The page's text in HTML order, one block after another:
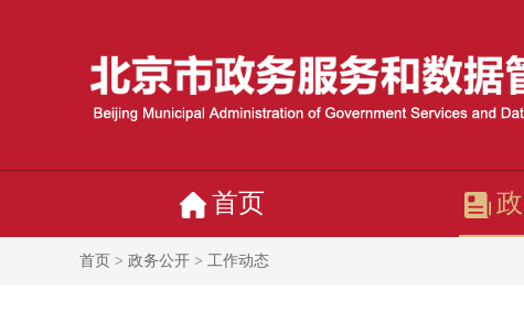
首页
首页 > 政务公开 > 工作动态